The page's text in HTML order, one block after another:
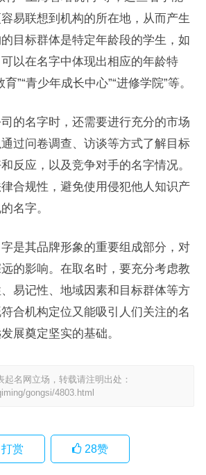
易联想到机构的所在地，从而产生
目标群体是特定年龄段的学生，如
以在名字中体现出相应的年龄特
”“青少年成长中心”“进修学院”等。
的名字时，还需要进行充分的市场
过问卷调查、访谈等方式了解目标
反应，以及竞争对手的名字情况。
合规性，避免使用侵犯他人知识产
名字。
是其品牌形象的重要组成部分，对
的影响。在取名时，要充分考虑教
易记性、地域因素和目标群体等方
合机构定位又能吸引人们关注的名
展奠定坚实的基础。
名网立场，转载请注明出处：
gongsi/4803.html
赏 28赞